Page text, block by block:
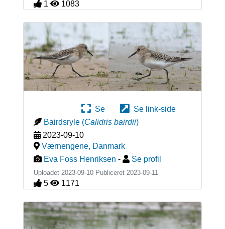
1 1083
Se
Se link-side
Bairdsryle (Calidris bairdii)
2023-09-10
Værnengene, Danmark
Eva Foss Henriksen - Se profil
Uploadet 2023-09-10 Publiceret 2023-09-11
5 1171